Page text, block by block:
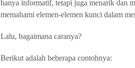
hanya informatif, tetapi juga menarik dan
memahami elemen-elemen kunci dalam
Lalu, bagaimana caranya?
Berikut adalah beberapa contohnya: